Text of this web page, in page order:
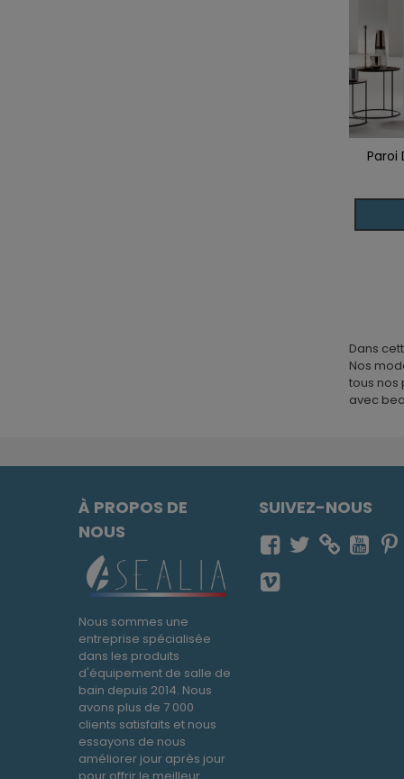
Paroi
Dans
Nos
tous nos
avec
À PROPOS DE
NOUS
Nous sommes une
entreprise spécialisée
dans les produits
d'équipement de salle de
bain depuis 2014. Nous
avons plus de 7 000
clients satisfaits et nous
essayons de nous
améliorer jour après jour
SUIVEZ-NOUS